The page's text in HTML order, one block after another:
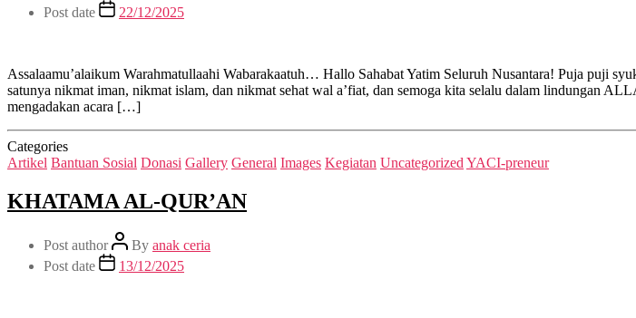
Post date
22/12/2025
Assalaamu’alaikum Warahmatullaahi Wabarakaatuh… Hallo Sahabat Yatim Seluruh Nusantara! Puja puji
satunya nikmat iman, nikmat islam, dan nikmat sehat wal a’fiat, dan semoga kita selalu dalam lindungan
mengadakan acara […]
Categories
Artikel Bantuan Sosial Donasi Gallery General Images Kegiatan Uncategorized YACI-preneur
KHATAMA AL-QUR’AN
Post author By anak ceria
Post date
13/12/2025